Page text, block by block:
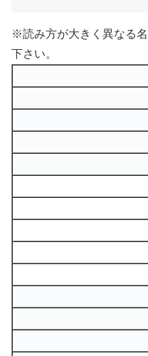
※読み方が大きく異なる
下さい。